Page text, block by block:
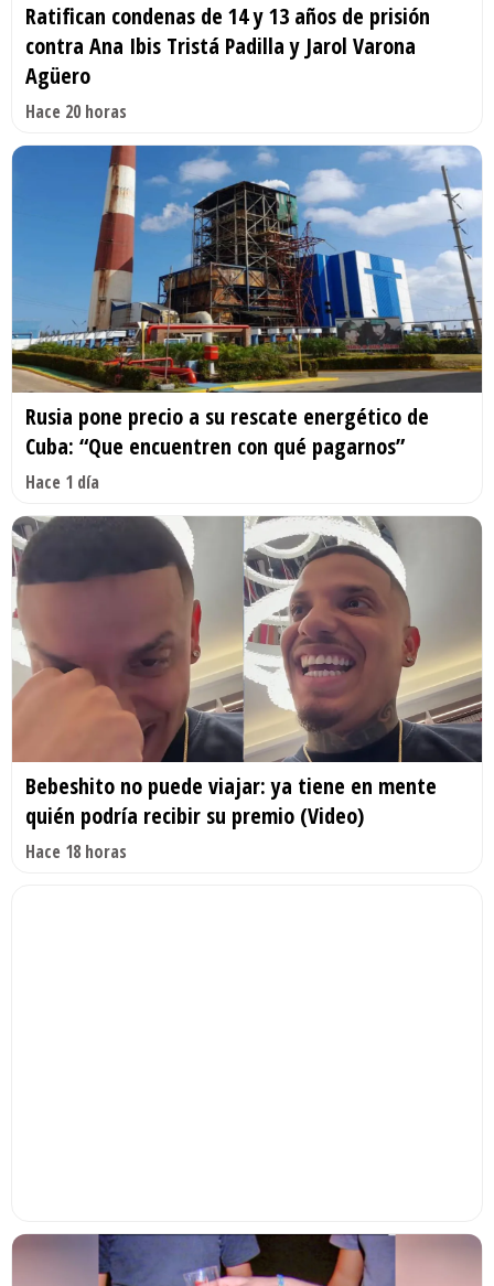
Ratifican condenas de 14 y 13 años de prisión
contra Ana Ibis Tristá Padilla y Jarol Varona
Agüero
Hace 20 horas
Rusia pone precio a su rescate energético de
Cuba: “Que encuentren con qué pagarnos”
Hace 1 día
Bebeshito no puede viajar: ya tiene en mente
quién podría recibir su premio (Video)
Hace 18 horas